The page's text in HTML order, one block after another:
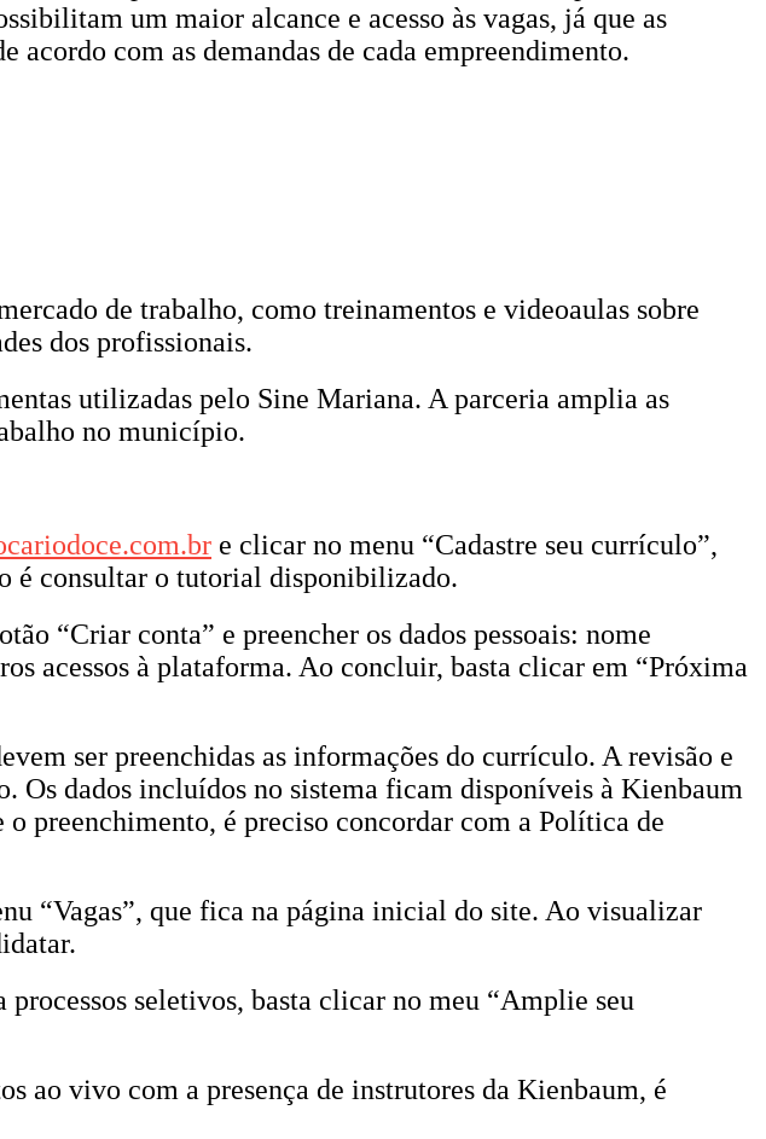
um maior alcance e acesso às vagas, já que as
acordo com as demandas de cada empreendimento.
de trabalho, como treinamentos e videoaulas sobre
dos profissionais.
utilizadas pelo Sine Mariana. A parceria amplia as
no município.
e clicar no menu “Cadastre seu currículo”,
é consultar o tutorial disponibilizado.
“Criar conta” e preencher os dados pessoais: nome
acessos à plataforma. Ao concluir, basta clicar em “Próxima
ser preenchidas as informações do currículo. A revisão e
Os dados incluídos no sistema ficam disponíveis à Kienbaum
preenchimento, é preciso concordar com a Política de
“Vagas”, que fica na página inicial do site. Ao visualizar
seletivos, basta clicar no meu “Amplie seu
ao vivo com a presença de instrutores da Kienbaum, é